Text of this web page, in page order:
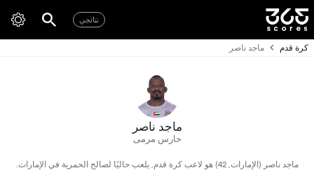
نتائجي
كرة قدم ماجد ناصر
ماجد ناصر
حارس مرمى
ماجد ناصر (الإمارات, 42) هو لاعب كرة قدم, يلعب حاليًا لصالح الحمرية في الإمارات.